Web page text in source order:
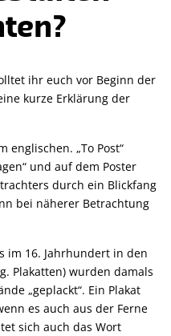
ihr euch vor Beginn der
kurze Erklärung der
englischen. „To Post“
und auf dem Poster
durch ein Blickfang
bei näherer Betrachtung
im 16. Jahrhundert in den
Plakatten) wurden damals
„geplackt“. Ein Plakat
es auch aus der Ferne
sich auch das Wort